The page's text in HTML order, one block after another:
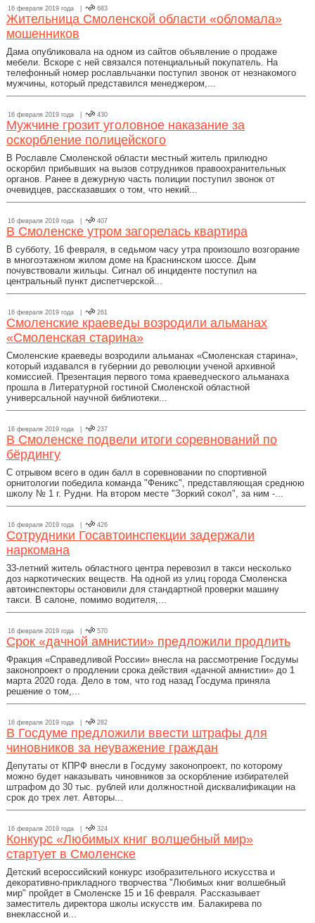
16 февраля 2019 года | 683
Жительница Смоленской области «обломала»
мошенников
Дама опубликовала на одном из сайтов объявление о продаже
мебели. Вскоре с ней связался потенциальный покупатель. На
телефонный номер рославльчанки поступил звонок от незнакомого
мужчины, который представился менеджером,...
16 февраля 2019 года | 430
Мужчине грозит уголовное наказание за
оскорбление полицейского
В Рославле Смоленской области местный житель прилюдно
оскорбил прибывших на вызов сотрудников правоохранительных
органов. Ранее в дежурную часть полиции поступил звонок от
очевидцев, рассказавших о том, что некий...
16 февраля 2019 года | 407
В Смоленске утром загорелась квартира
В субботу, 16 февраля, в седьмом часу утра произошло возгорание
в многоэтажном жилом доме на Краснинском шоссе. Дым
почувствовали жильцы. Сигнал об инциденте поступил на
центральный пункт диспетчерской...
16 февраля 2019 года | 261
Смоленские краеведы возродили альманах
«Смоленская старина»
Смоленские краеведы возродили альманах «Смоленская старина»,
который издавался в губернии до революции ученой архивной
комиссией. Презентация первого тома краеведческого альманаха
прошла в Литературной гостиной Смоленской областной
универсальной научной библиотеки...
16 февраля 2019 года | 237
В Смоленске подвели итоги соревнований по
бёрдингу
С отрывом всего в один балл в соревновании по спортивной
орнитологии победила команда "Феникс", представляющая среднюю
школу № 1 г. Рудни. На втором месте "Зоркий сокол", за ним -...
16 февраля 2019 года | 426
Сотрудники Госавтоинспекции задержали
наркомана
33-летний житель областного центра перевозил в такси несколько
доз наркотических веществ. На одной из улиц города Смоленска
автоинспекторы остановили для стандартной проверки машину
такси. В салоне, помимо водителя,...
16 февраля 2019 года | 570
Срок «дачной амнистии» предложили продлить
Фракция «Справедливой России» внесла на рассмотрение Госдумы
законопроект о продлении срока действия «дачной амнистии» до 1
марта 2020 года. Дело в том, что год назад Госдума приняла
решение о том,...
16 февраля 2019 года | 282
В Госдуме предложили ввести штрафы для
чиновников за неуважение граждан
Депутаты от КПРФ внесли в Госдуму законопроект, по которому
можно будет наказывать чиновников за оскорбление избирателей
штрафом до 30 тыс. рублей или должностной дисквалификации на
срок до трех лет. Авторы...
16 февраля 2019 года | 324
Конкурс «Любимых книг волшебный мир»
стартует в Смоленске
Детский всероссийский конкурс изобразительного искусства и
декоративно-прикладного творчества "Любимых книг волшебный
мир" пройдет в Смоленске 15 и 16 февраля. Рассказывает
заместитель директора школы искусств им. Балакирева по
внеклассной и...